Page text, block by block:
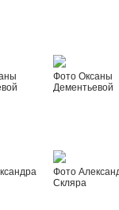
Фото Оксаны
Дементьевой
Фото
Скляра